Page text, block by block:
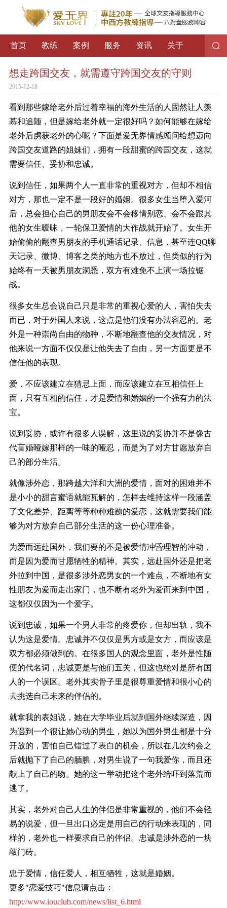
首页 教练 案例 服务 资讯 关于
想走跨国交友，就需遵守跨国交友的守则
2015-12-18
看到那些嫁给老外后过着幸福的海外生活的人固然让人羡
慕和追随，但是嫁给老外就一定很好吗？如何能够在嫁给
老外后虏获老外的心呢？下面是爱无界情感顾问给想迈向
跨国交友道路的姐妹们，拥有一段甜蜜的跨国交友，这就
需要信任、妥协和忠诚。
说到信任，如果两个人一直非常的重视对方，但却不相信
对方，那也一定不是一段好的婚姻。很多女生当堕入爱河
后，总会担心自己的男朋友会不会移情别恋、会不会跟其
他的女生暧昧，一轮保卫爱情的大作战就开始了。女生开
始偷偷的翻查男朋友的手机通话记录、信息，甚至连QQ聊
天记录、微博、博客之类的地方也不放过，但类似的行为
始终有一天被男朋友洞悉，双方有难免不上演一场拉锯
战。
很多女生总会说自己只是非常的重视心爱的人，害怕失去
而已，对于外国人来说，这点是他们没有办法容忍的。老
外是一种崇尚自由的物种，不断地翻查他的交友情况，对
他来说一方面不仅仅是让他失去了自由，另一方面更是不
信任他的表现。
爱，不应该建立在猜忌上面，而应该建立在互相信任上
面，只有互相的信任，才是爱情和婚姻的一个强有力的法
宝。
说到妥协，或许有很多人误解，这里说的妥协并不是像古
代盲婚哑嫁那样的一味的哑忍，而是为了对方甘愿放弃自
己的部分生活。
就像涉外恋，那跨越大洋和大洲的爱情，面对的困难并不
是小小的甜言蜜语就能瓦解的，怎样去维持这样一段涵盖
了文化差异、距离等等种种难题的爱恋，这就需要我们能
够为对方放弃自己部分生活的这一份心理准备。
为爱而远赴国外，我们要的不是被爱情冲昏理智的冲动，
而是因为爱而甘愿牺牲的精神。其实，远赴国外还是把老
外拉到中国，是很多涉外恋男女的一个难点，不断地有女
性朋友为爱而走出家门，也不断有老外为爱而来到中国，
这都仅仅因为一个爱字。
说到忠诚，如果一个男人非常的疼爱你，但却出轨，我不
认为这是爱情。忠诚并不仅仅是男方或是女方，而应该是
双方都必须做到的。在很多国人的观念里面，老外是性随
便的代名词，忠诚更是与他们五关，但这也绝对是所有国
人的一个误区。老外其实骨子里是很尊重爱情和很小心的
去挑选自己未来的伴侣的。
就拿我的表姐说，她在大学毕业后就到国外继续深造，因
为遇到一个很让她心动的男生，她以为国外男生都是十分
开放的，害怕自己错过了表白的机会，所以在几次约会之
后就抛下了自己的腼腆，对男生说了一句我爱你，而且还
献上了自己的吻。她的这一举动把这个老外给吓到落荒而
逃了。
其实，老外对自己人生的伴侣是非常重视的，他们不会轻
易的说爱，但一旦出口必定是用自己的行动来表现的，同
样的，老外也一样要求自己的伴侣。忠诚是涉外恋的一块
敲门砖。
忠于爱情，信任爱人，相互牺牲，这就是婚姻。
更多"恋爱技巧"信息请点击：
http://www.iouclub.com/news/list_6.html